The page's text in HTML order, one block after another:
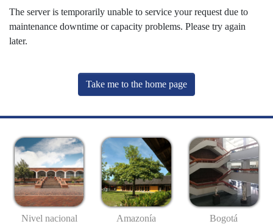
The server is temporarily unable to service your request due to
maintenance downtime or capacity problems. Please try again
later.
Take me to the home page
Nivel nacional Amazonía Bogotá